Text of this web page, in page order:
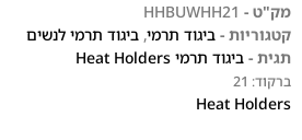
מק"ט - HHBUWHH21
קטגוריות - ביגוד תרמי, ביגוד תרמי לנשים
תגית - ביגוד תרמי Heat Holders
ברקוד: 21
Heat Holders